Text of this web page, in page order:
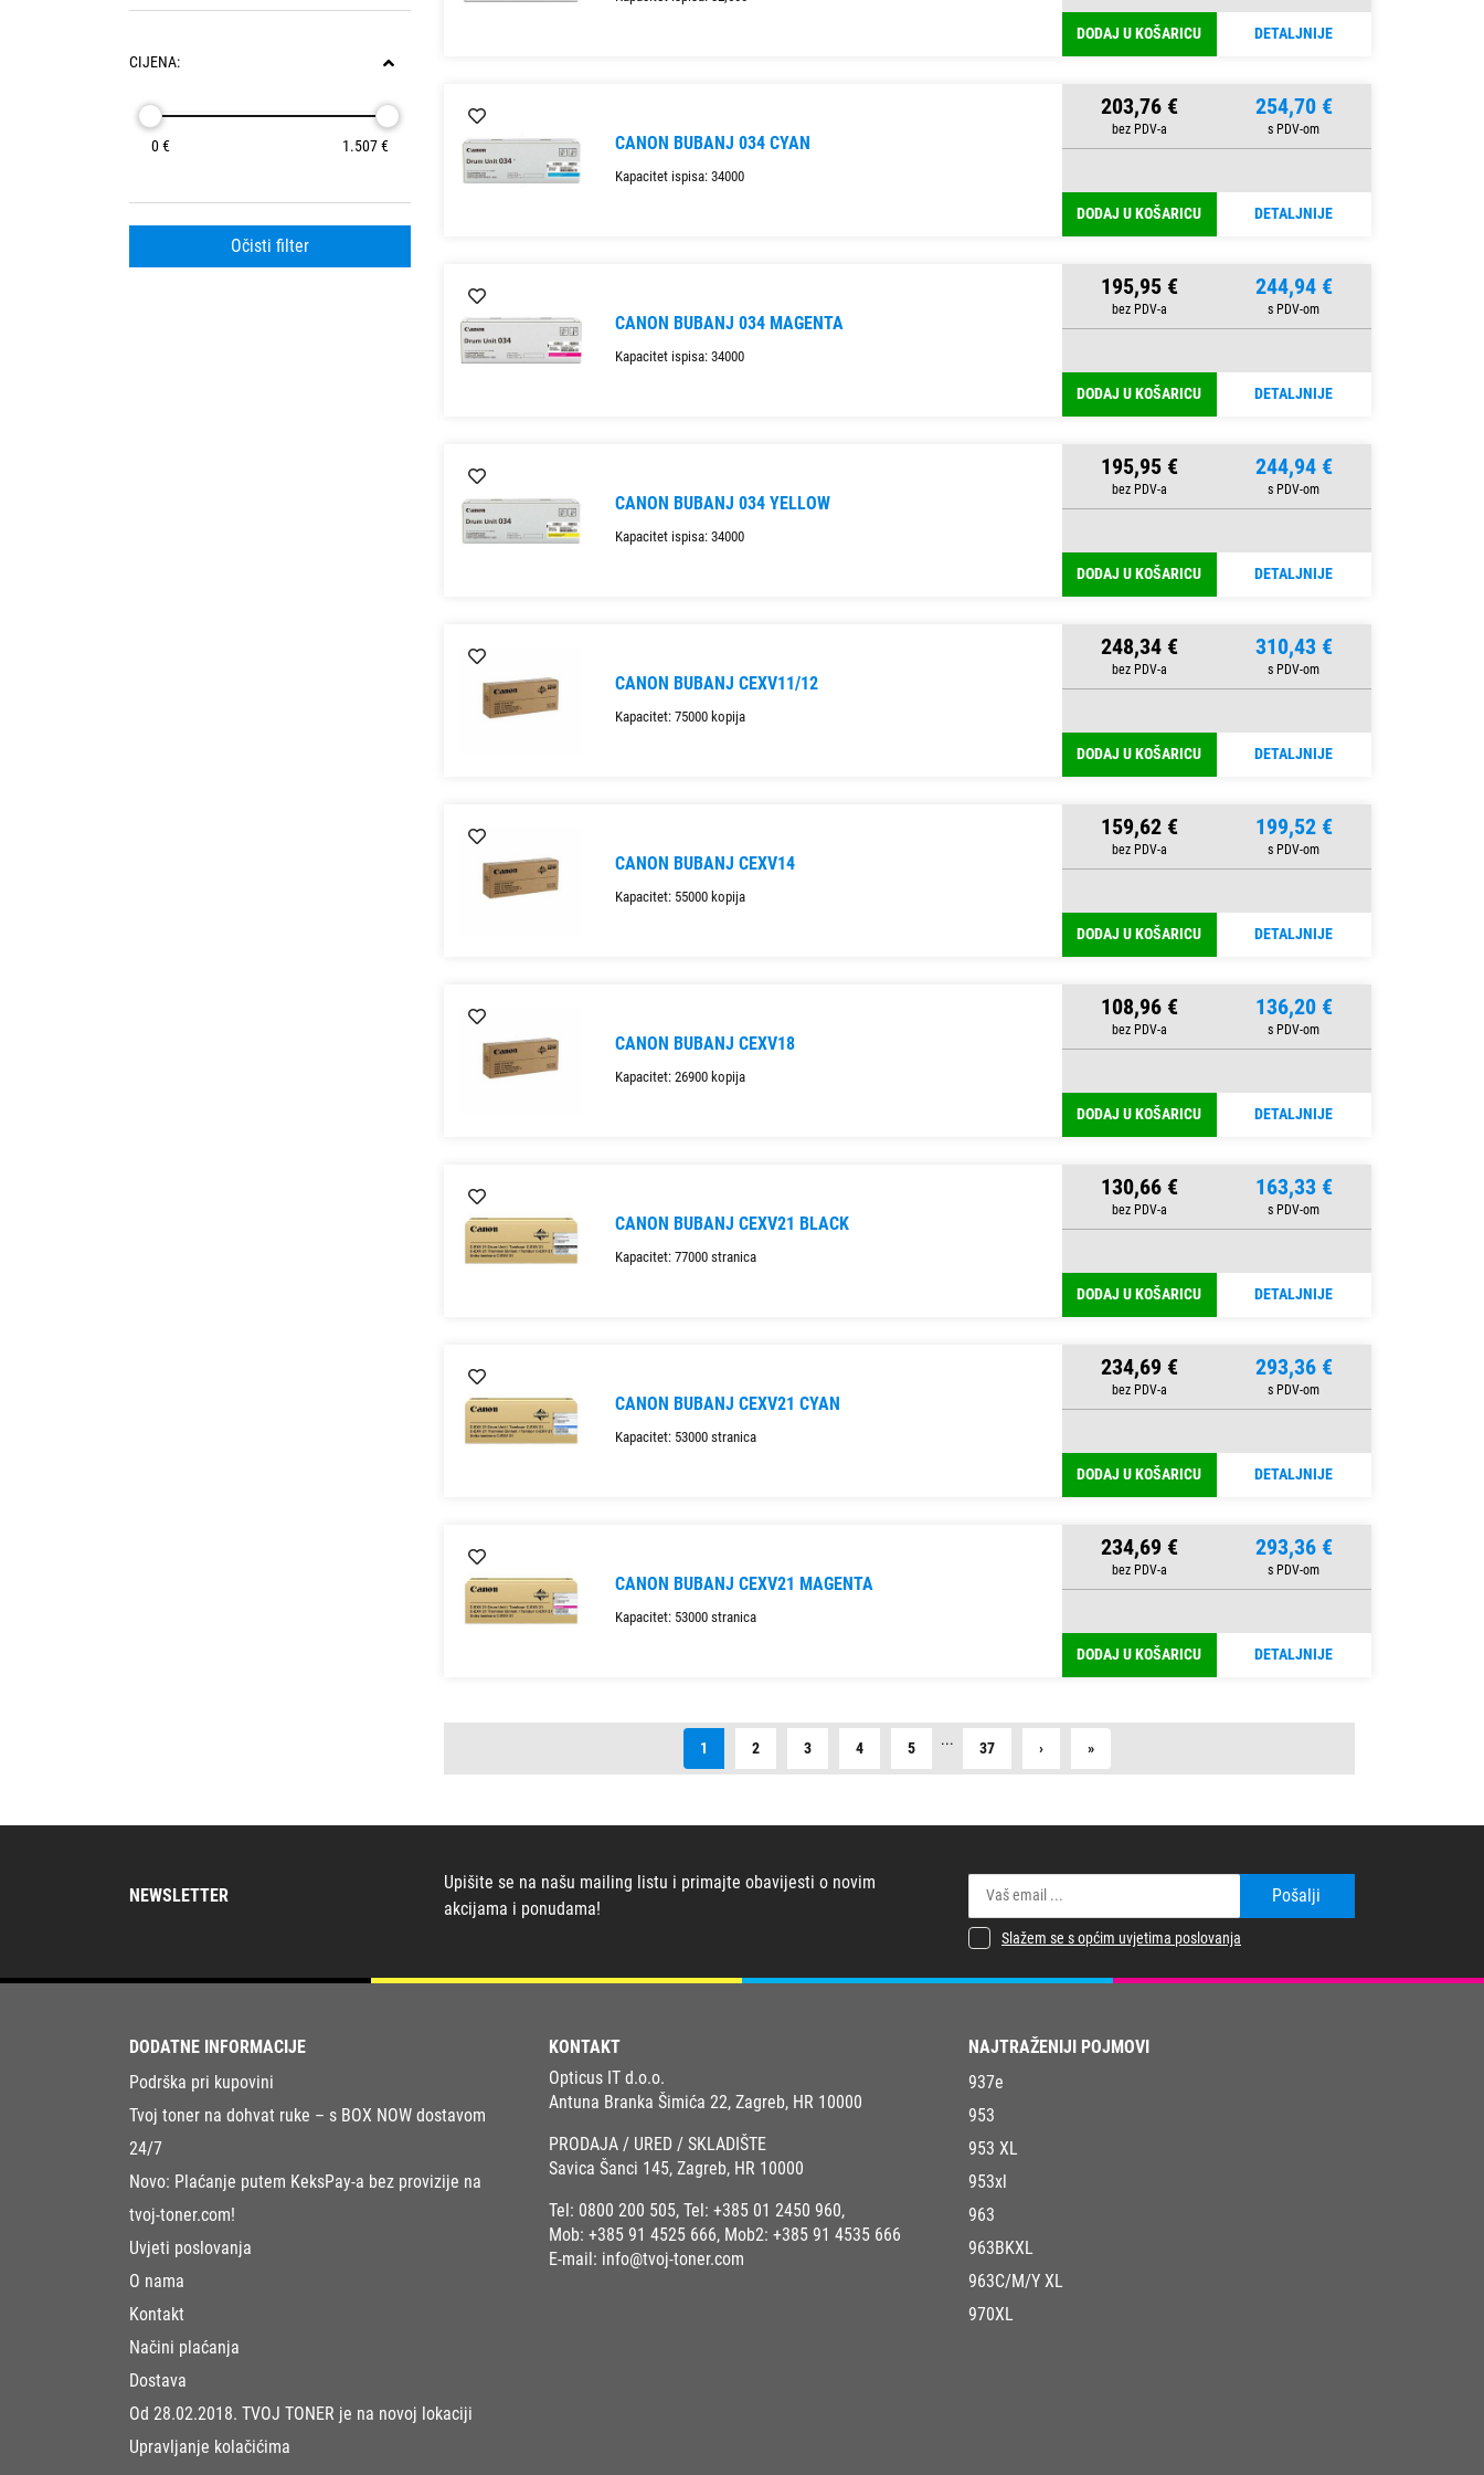
CIJENA:
0 € 1.507 €
Očisti filter
DODAJ U KOŠARICU DETALJNIJE
CANON BUBANJ 034 CYAN
Kapacitet ispisa: 34000
203,76 € 254,70 €
DODAJ U KOŠARICU DETALJNIJE
CANON BUBANJ 034 MAGENTA
Kapacitet ispisa: 34000
195,95 € 244,94 €
DODAJ U KOŠARICU DETALJNIJE
CANON BUBANJ 034 YELLOW
Kapacitet ispisa: 34000
195,95 € 244,94 €
DODAJ U KOŠARICU DETALJNIJE
CANON BUBANJ CEXV11/12
Kapacitet: 75000 kopija
248,34 € 310,43 €
DODAJ U KOŠARICU DETALJNIJE
CANON BUBANJ CEXV14
Kapacitet: 55000 kopija
159,62 € 199,52 €
DODAJ U KOŠARICU DETALJNIJE
CANON BUBANJ CEXV18
Kapacitet: 26900 kopija
108,96 € 136,20 €
DODAJ U KOŠARICU DETALJNIJE
CANON BUBANJ CEXV21 BLACK
Kapacitet: 77000 stranica
130,66 € 163,33 €
DODAJ U KOŠARICU DETALJNIJE
CANON BUBANJ CEXV21 CYAN
Kapacitet: 53000 stranica
234,69 € 293,36 €
DODAJ U KOŠARICU DETALJNIJE
CANON BUBANJ CEXV21 MAGENTA
Kapacitet: 53000 stranica
234,69 € 293,36 €
DODAJ U KOŠARICU DETALJNIJE
1 2 3 4 5 ... 37 ›Next »Last
NEWSLETTER
Upišite se na našu mailing listu i primajte obavijesti o novim
akcijama i ponudama!
Pošalji
Slažem se s općim uvjetima poslovanja
DODATNE INFORMACIJE
Podrška pri kupovini
Tvoj toner na dohvat ruke – s BOX NOW dostavom
24/7
Novo: Plaćanje putem KeksPay-a bez provizije na
tvoj-toner.com!
Uvjeti poslovanja
O nama
Kontakt
Načini plaćanja
Dostava
Od 28.02.2018. TVOJ TONER je na novoj lokaciji
Upravljanje kolačićima
KONTAKT
Opticus IT d.o.o.
Antuna Branka Šimića 22, Zagreb, HR 10000
PRODAJA / URED / SKLADIŠTE
Savica Šanci 145, Zagreb, HR 10000
Tel: 0800 200 505, Tel: +385 01 2450 960,
Mob: +385 91 4525 666, Mob2: +385 91 4535 666
E-mail: info@tvoj-toner.com
NAJTRAŽENIJI POJMOVI
937e
953
953 XL
953xl
963
963BKXL
963C/M/Y XL
970XL